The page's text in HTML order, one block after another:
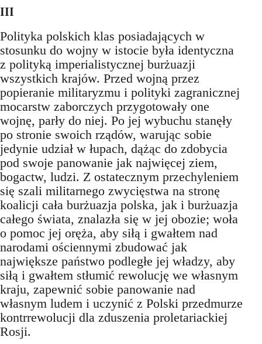
III
Polityka polskich klas posiadających w
stosunku do wojny w istocie była identyczna
z polityką imperialistycznej burżuazji
wszystkich krajów. Przed wojną przez
popieranie militaryzmu i polityki zagranicznej
mocarstw zaborczych przygotowały one
wojnę, parły do niej. Po jej wybuchu stanęły
po stronie swoich rządów, warując sobie
jedynie udział w łupach, dążąc do zdobycia
pod swoje panowanie jak najwięcej ziem,
bogactw, ludzi. Z ostatecznym przechyleniem
się szali militarnego zwycięstwa na stronę
koalicji cała burżuazja polska, jak i burżuazja
całego świata, znalazła się w jej obozie; woła
o pomoc jej oręża, aby siłą i gwałtem nad
narodami ościennymi zbudować jak
największe państwo podległe jej władzy, aby
siłą i gwałtem stłumić rewolucję we własnym
kraju, zapewnić sobie panowanie nad
własnym ludem i uczynić z Polski przedmurze
kontrrewolucji dla zduszenia proletariackiej
Rosji.